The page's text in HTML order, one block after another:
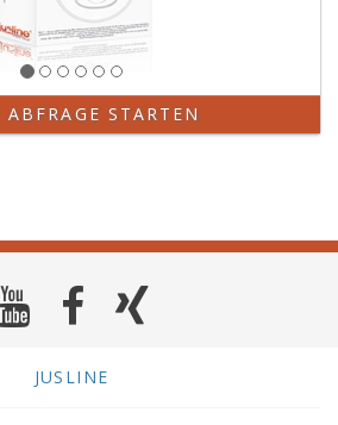
ABFRAGE STARTEN
JUSLINE